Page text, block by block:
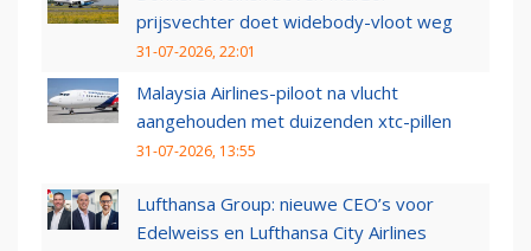
prijsvechter doet widebody-vloot weg
31-07-2026, 22:01
Malaysia Airlines-piloot na vlucht
aangehouden met duizenden xtc-pillen
31-07-2026, 13:55
Lufthansa Group: nieuwe CEO’s voor
Edelweiss en Lufthansa City Airlines